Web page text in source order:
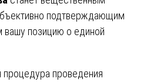
подтверждающим
позицию о единой
процедура проведения